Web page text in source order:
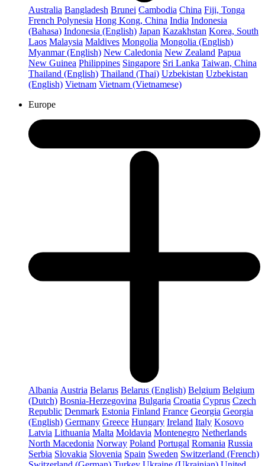
Australia Bangladesh Brunei Cambodia China Fiji, Tonga
French Polynesia Hong Kong, China India Indonesia
(Bahasa) Indonesia (English) Japan Kazakhstan Korea, South
Laos Malaysia Maldives Mongolia Mongolia (English)
Myanmar (English) New Caledonia New Zealand Papua
New Guinea Philippines Singapore Sri Lanka Taiwan, China
Thailand (English) Thailand (Thai) Uzbekistan Uzbekistan
(English) Vietnam Vietnam (Vietnamese)
Europe
Albania Austria Belarus Belarus (English) Belgium Belgium
(Dutch) Bosnia-Herzegovina Bulgaria Croatia Cyprus Czech
Republic Denmark Estonia Finland France Georgia Georgia
(English) Germany Greece Hungary Ireland Italy Kosovo
Latvia Lithuania Malta Moldavia Montenegro Netherlands
North Macedonia Norway Poland Portugal Romania Russia
Serbia Slovakia Slovenia Spain Sweden Switzerland (French)